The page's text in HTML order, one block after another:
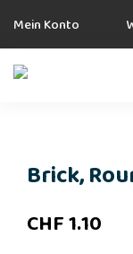
Mein Konto
Brick,
CHF1.10